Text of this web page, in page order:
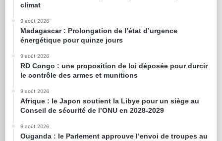
climat
9 août 2026
Madagascar : Prolongation de l’état d’urgence
énergétique pour quinze jours
9 août 2026
RD Congo : une proposition de loi déposée pour durcir
le contrôle des armes et munitions
9 août 2026
Afrique : le Japon soutient la Libye pour un siège au
Conseil de sécurité de l’ONU en 2028-2029
9 août 2026
Ouganda : le Parlement approuve l’envoi de troupes au